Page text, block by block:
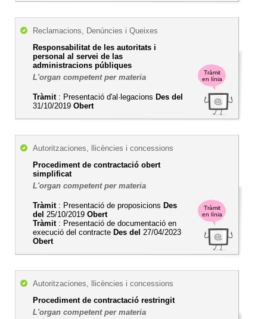
Tràmit
en línia
Reclamacions, Denúncies i Queixes
Responsabilitat de les autoritats i
personal al servei de las
administracions públiques
L'organ competent per materia
Tràmit: Presentació d'al·legacions Des del
31/10/2019 Obert
Tràmit
en línia
Autoritzaciones, llicències i concessions
Procediment de contractació obert
simplificat
L'organ competent per materia
Tràmit: Presentació de proposicions Des
del 25/10/2019 Obert
Tràmit: Presentació de documentació en
execució del contracte Des del 27/04/2023
Obert
Autoritzaciones, llicències i concessions
Procediment de contractació restringit
L'organ competent per materia